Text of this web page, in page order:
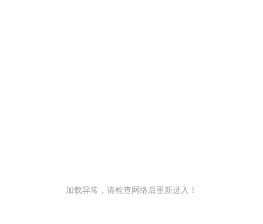
加载异常，请检查网络后重新进入！